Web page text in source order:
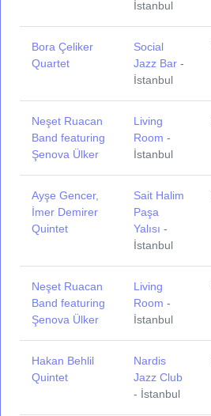
İstanbul
Bora Çeliker
Quartet
Social
Jazz Bar -
İstanbul
Neşet Ruacan
Band featuring
Şenova Ülker
Living
Room -
İstanbul
Ayşe Gencer,
İmer Demirer
Quintet
Sait Halim
Paşa
Yalısı -
İstanbul
Neşet Ruacan
Band featuring
Şenova Ülker
Living
Room -
İstanbul
Hakan Behlil
Quintet
Nardis
Jazz Club
- İstanbul